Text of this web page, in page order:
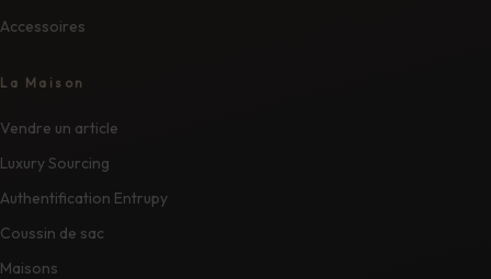
Accessoires
La Maison
Vendre un article
Luxury Sourcing
Authentification Entrupy
Coussin de sac
Maisons